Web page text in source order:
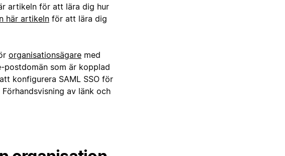
artikeln för att lära dig hur
här artikeln för att lära dig
organisationsägare med
postdomän som är kopplad
konfigurera SAML SSO för
av länk och